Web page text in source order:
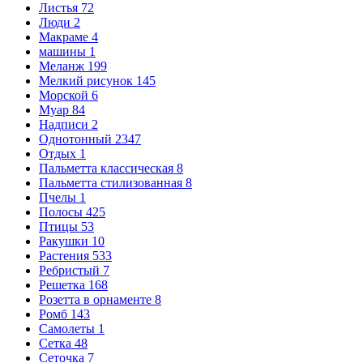
Листья 72
Люди 2
Макраме 4
машины 1
Меланж 199
Мелкий рисунок 145
Морской 6
Муар 84
Надписи 2
Однотонный 2347
Отдых 1
Пальметта классическая 8
Пальметта стилизованная 8
Пчелы 1
Полосы 425
Птицы 53
Ракушки 10
Растения 533
Ребристый 7
Решетка 168
Розетта в орнаменте 8
Ромб 143
Самолеты 1
Сетка 48
Сеточка 7